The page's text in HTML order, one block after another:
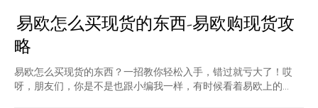
易欧怎么买现货的东西-易欧购现货攻
略
易欧怎么买现货的东西？一招教你轻松入手，错过就亏大了！哎
呀，朋友们，你是不是也跟小编我一样，有时候看着易欧上的...